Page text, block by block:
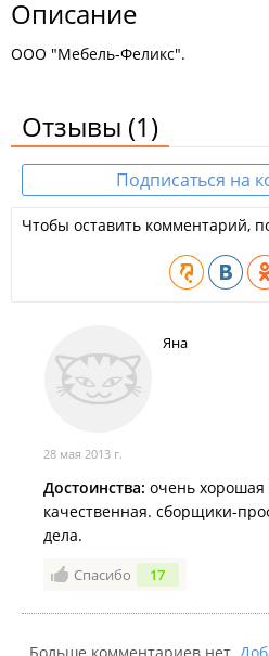
Описание
ООО "Мебель-Феликс".
Отзывы (1)
Подписаться на
Чтобы оставить комментарий,
Яна
28 мая 2013 г.
Достоинства: очень
качественная. сборщики-
дела.
Спасибо 17